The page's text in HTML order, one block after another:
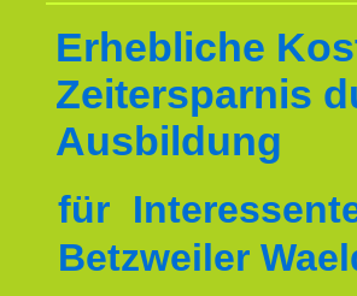
Erhebliche
Zeitersparnis
Ausbildung
für
Betzweiler